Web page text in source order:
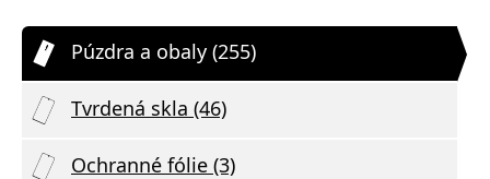
Púzdra a obaly (255)
Tvrdená skla (46)
Ochranné fólie (3)